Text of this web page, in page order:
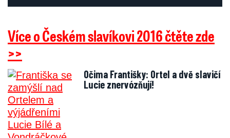
Více o Českém slavíkovi 2016 čtěte zde
>>
Očima Františky: Ortel a dvě slavičí
Lucie znervózňují!